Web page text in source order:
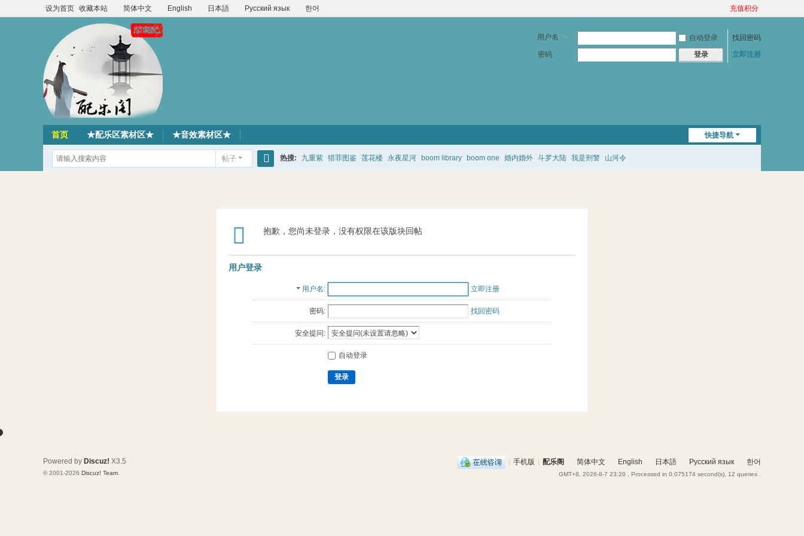
设为首页 收藏本站 简体中文 English 日本語 Русский язык 한어 充值积分
用户名 自动登录
找回密码
密码
登录 立即注册
快捷导航
首页 ★配乐区素材区★ ★音效素材区★
帖子 热搜: 九重紫 猎罪图鉴 莲花楼 永夜星河 boom library boom one 婚内婚外 斗罗大陆 我是刑警 山河令
抱歉，您尚未登录，没有权限在该版块回帖
用户登录
用户名 立即注册
密码: 找回密码
安全提问:
自动登录
登录
| 手机版 | 配乐阁 简体中文 English 日本語 Русский язык 한어
GMT+8, 2026-8-7 23:20 , Processed in 0.075174 second(s), 12 queries .
Powered by Discuz! X3.5
© 2001-2026 Discuz! Team